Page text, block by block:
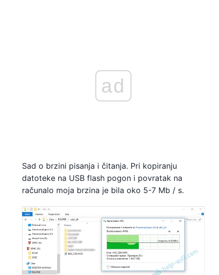
ad
Sad o brzini pisanja i čitanja. Pri kopiranju
datoteke na USB flash pogon i povratak na
računalo moja brzina je bila oko 5-7 Mb / s.